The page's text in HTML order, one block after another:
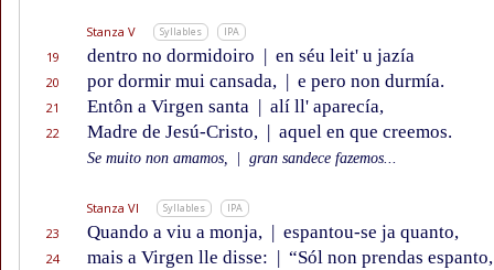
Stanza V Syllables IPA
19 dentro no dormidoiro | en séu leit' u jazía
20 por dormir mui cansada, | e pero non durmía.
21 Entôn a Virgen santa | alí ll' aparecía,
22 Madre de Jesú-Cristo, | aquel en que creemos.
Se muito non amamos, gran sandece fazemos...
Stanza VI Syllables IPA
23 Quando a viu a monja, | espantou-se ja quanto,
24 mais a Virgen lle disse: | “Sól non prendas espanto,